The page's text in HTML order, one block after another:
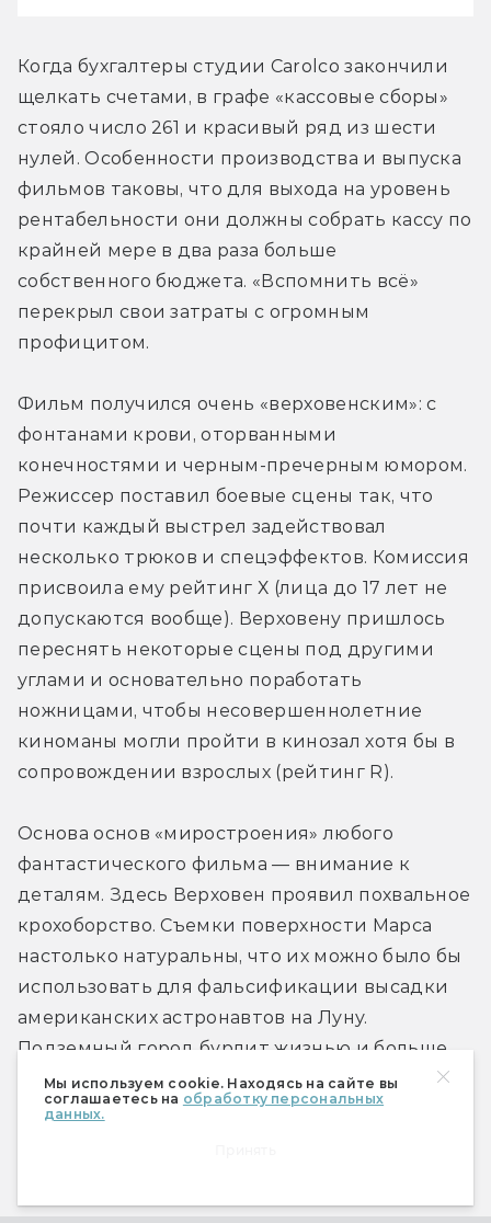
Мы используем cookie. Находясь на сайте вы
соглашаетесь на обработку персональных
данных.
Когда бухгалтеры студии Carolco закончили
щелкать счетами, в графе «кассовые сборы»
стояло число 261 и красивый ряд из шести
нулей. Особенности производства и выпуска
фильмов таковы, что для выхода на уровень
рентабельности они должны собрать кассу по
крайней мере в два раза больше
собственного бюджета. «Вспомнить всё»
перекрыл свои затраты с огромным
профицитом.
Фильм получился очень «верховенским»: с
фонтанами крови, оторванными
конечностями и черным-пречерным юмором.
Режиссер поставил боевые сцены так, что
почти каждый выстрел задействовал
несколько трюков и спецэффектов. Комиссия
присвоила ему рейтинг Х (лица до 17 лет не
допускаются вообще). Верховену пришлось
переснять некоторые сцены под другими
углами и основательно поработать
ножницами, чтобы несовершеннолетние
киноманы могли пройти в кинозал хотя бы в
сопровождении взрослых (рейтинг R).
Основа основ «миростроения» любого
фантастического фильма — внимание к
деталям. Здесь Верховен проявил похвальное
крохоборство. Съемки поверхности Марса
настолько натуральны, что их можно было бы
использовать для фальсификации высадки
американских астронавтов на Луну.
Подземный город бурлит жизнью и больше
всего напоминает помесь улиц Бангкока с
душными отсеками подводной лодки.